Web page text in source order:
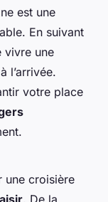
est une
En suivant
vivre une
à l’arrivée.
votre place
une croisière
. De la